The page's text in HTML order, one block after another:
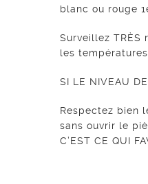
blanc ou rouge
Surveillez TRÈS
les
SI LE NIVEAU
Respectez bien
sans ouvrir le
C’EST CE QUI